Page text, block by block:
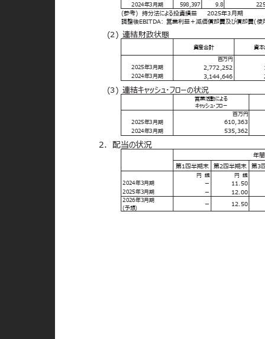
2024年3月期
598,397
9.8
(参考) 持分法による投資損益
2025年3月期
調整後EBITDA: 営業利益＋減価償却費及び償却費(使
(2) 連結財政状態
資産合計
資
百万円
2025年3月期
2024年3月期
2,772,252
3,144,646
(3) 連結キャッシュ・フローの状況
営業活動による
キャッシュ・フロー
百万円
2025年3月期
2024年3月期
610,363
535,362
2．配当の状況
年
第1四半期末 第2四半期末 第
円 銭
－
円 銭
11.50
12.00
2024年3月期
2025年3月期
－
2026年3月期
(予想)
－ 12.50